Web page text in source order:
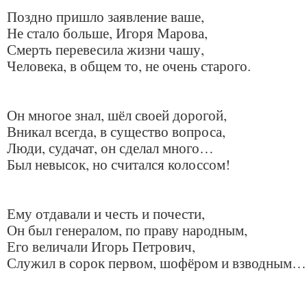
Поздно пришло заявление ваше,
Не стало больше, Игоря Марова,
Смерть перевесила жизни чашу,
Человека, в общем то, не очень старого.
Он многое знал, шёл своей дорогой,
Вникал всегда, в существо вопроса,
Люди, судачат, он сделал много…
Был невысок, но считался колоссом!
Ему отдавали и честь и почести,
Он был генералом, по праву народным,
Его величали Игорь Петрович,
Служил в сорок первом, шофёром и взводным…